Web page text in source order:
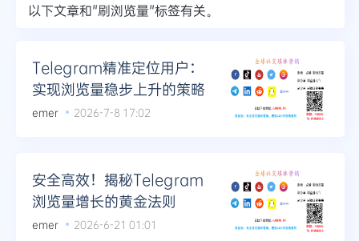
Telegram
更多
以下文章和"刷浏览量"标签有关。
Telegram精准定位用户：
实现浏览量稳步上升的策略
emer 2026-7-8 17:02
安全高效！揭秘Telegram
浏览量增长的黄金法则
emer 2026-6-21 01:01